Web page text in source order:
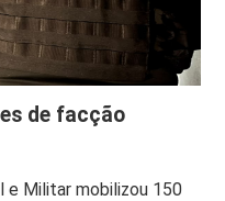
de facção
e Militar mobilizou 150